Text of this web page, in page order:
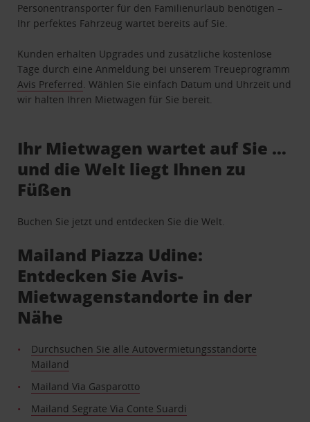
Personentransporter für den Familienurlaub benötigen –
Ihr perfektes Fahrzeug wartet bereits auf Sie.
Kunden erhalten Upgrades und zusätzliche kostenlose
Tage durch eine Anmeldung bei unserem Treueprogramm
Avis Preferred . Wählen Sie einfach Datum und Uhrzeit und
wir halten Ihren Mietwagen für Sie bereit.
Ihr Mietwagen wartet auf Sie …
und die Welt liegt Ihnen zu
Füßen
Buchen Sie jetzt und entdecken Sie die Welt.
Mailand Piazza Udine:
Entdecken Sie Avis-
Mietwagenstandorte in der
Nähe
Durchsuchen Sie alle Autovermietungsstandorte
Mailand
Mailand Via Gasparotto
Mailand Segrate Via Conte Suardi